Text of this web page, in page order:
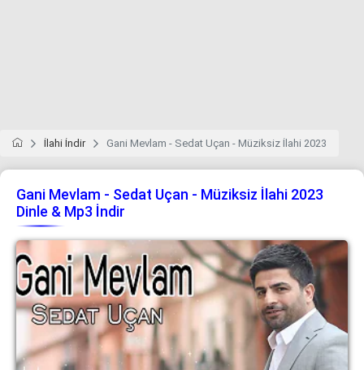
İlahi İndir Gani Mevlam - Sedat Uçan - Müziksiz İlahi 2023
Gani Mevlam - Sedat Uçan - Müziksiz İlahi 2023
Dinle & Mp3 İndir